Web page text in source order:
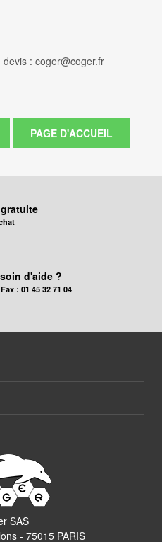
: coger@coger.fr
d'aide ?
: 01 45 32 71 04
SAS
- 75015 PARIS